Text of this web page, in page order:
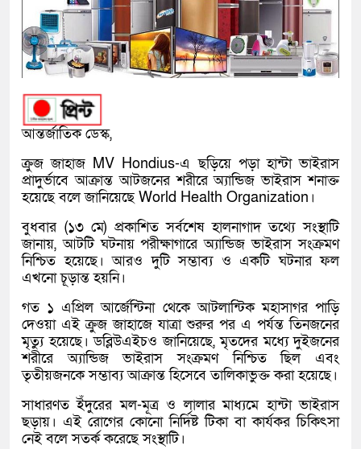
আন্তর্জাতিক ডেস্ক,
ক্রুজ জাহাজ MV Hondius-এ ছড়িয়ে পড়া হান্টা ভাইরাস
প্রাদুর্ভাবে আক্রান্ত আটজনের শরীরে অ্যান্ডিজ ভাইরাস শনাক্ত
হয়েছে বলে জানিয়েছে World Health Organization।
বুধবার (১৩ মে) প্রকাশিত সর্বশেষ হালনাগাদ তথ্যে সংস্থাটি
জানায়, আটটি ঘটনায় পরীক্ষাগারে অ্যান্ডিজ ভাইরাস সংক্রমণ
নিশ্চিত হয়েছে। আরও দুটি সম্ভাব্য ও একটি ঘটনার ফল
এখনো চূড়ান্ত হয়নি।
গত ১ এপ্রিল আর্জেন্টিনা থেকে আটলান্টিক মহাসাগর পাড়ি
দেওয়া এই ক্রুজ জাহাজে যাত্রা শুরুর পর এ পর্যন্ত তিনজনের
মৃত্যু হয়েছে। ডব্লিউএইচও জানিয়েছে, মৃতদের মধ্যে দুইজনের
শরীরে অ্যান্ডিজ ভাইরাস সংক্রমণ নিশ্চিত ছিল এবং
তৃতীয়জনকে সম্ভাব্য আক্রান্ত হিসেবে তালিকাভুক্ত করা হয়েছে।
সাধারণত ইঁদুরের মল-মূত্র ও লালার মাধ্যমে হান্টা ভাইরাস
ছড়ায়। এই রোগের কোনো নির্দিষ্ট টিকা বা কার্যকর চিকিৎসা
নেই বলে সতর্ক করেছে সংস্থাটি।